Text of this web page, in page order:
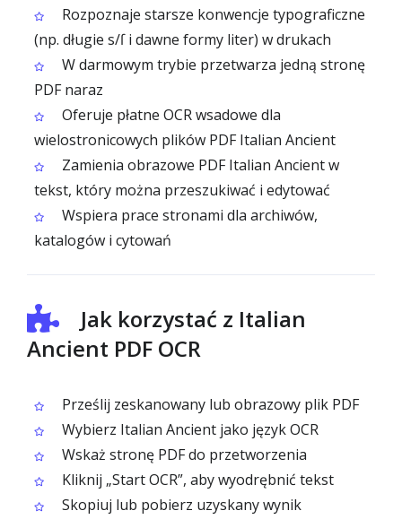
Rozpoznaje starsze konwencje typograficzne
(np. długie s/ſ i dawne formy liter) w drukach
W darmowym trybie przetwarza jedną stronę
PDF naraz
Oferuje płatne OCR wsadowe dla
wielostronicowych plików PDF Italian Ancient
Zamienia obrazowe PDF Italian Ancient w
tekst, który można przeszukiwać i edytować
Wspiera prace stronami dla archiwów,
katalogów i cytowań
Jak korzystać z Italian
Ancient PDF OCR
Prześlij zeskanowany lub obrazowy plik PDF
Wybierz Italian Ancient jako język OCR
Wskaż stronę PDF do przetworzenia
Kliknij „Start OCR”, aby wyodrębnić tekst
Skopiuj lub pobierz uzyskany wynik